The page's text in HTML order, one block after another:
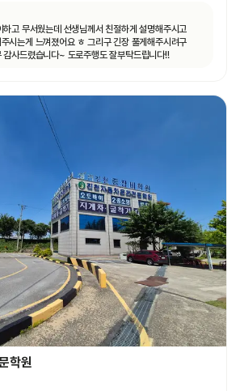
하고 무서웠는데 선생님께서 친절하게 설명해주시고
시는게 느껴졌어요 ㅎ 그리구 긴장 풀게해주시려구
감사드렸습니다~ 도로주행도 잘부탁드립니다!!
학원